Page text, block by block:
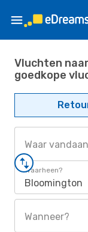
Vluchten
goedkope
Waar
Waarheen?
Bloomington
Wanneer?